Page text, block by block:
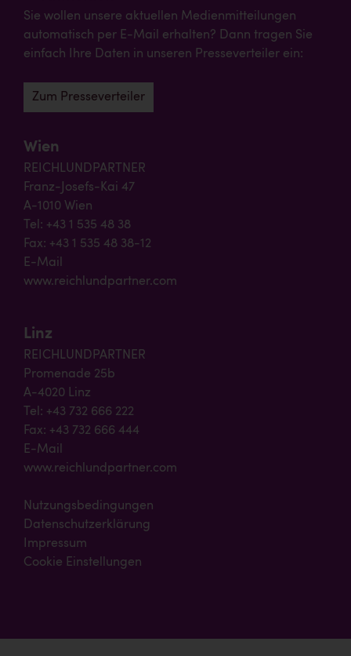
Sie wollen unsere aktuellen Medienmitteilungen
automatisch per E-Mail erhalten? Dann tragen Sie
einfach Ihre Daten in unseren Presseverteiler ein:
Zum Presseverteiler
Wien
REICHLUNDPARTNER
Franz-Josefs-Kai 47
A-1010 Wien
Tel: +43 1 535 48 38
Fax: +43 1 535 48 38-12
E-Mail
www.reichlundpartner.com
Linz
REICHLUNDPARTNER
Promenade 25b
A-4020 Linz
Tel: +43 732 666 222
Fax: +43 732 666 444
E-Mail
www.reichlundpartner.com
Nutzungsbedingungen
Datenschutzerklärung
Impressum
Cookie Einstellungen